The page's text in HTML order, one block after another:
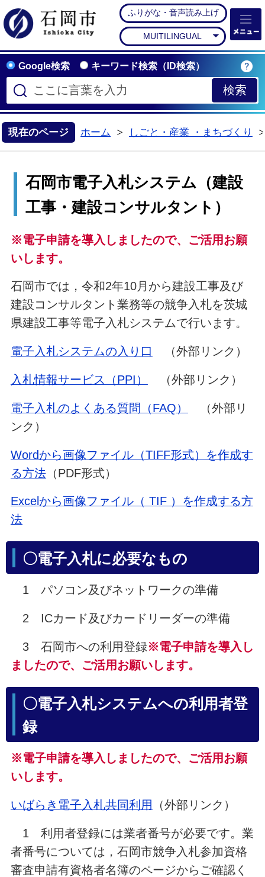
石岡市公式ホームペー
ふりがな・音声読み上げ
MUITILINGUAL
Google検索 キーワード検索（ID検索）
現在のページ ホーム
しごと・産業 ・まちづくり
石岡市電子入札システム（建設
工事・建設コンサルタント）
※電子申請を導入しましたので、ご活用お願
いします。
石岡市では，令和2年10月から建設工事及び
建設コンサルタント業務等の競争入札を茨城
県建設工事等電子入札システムで行います。
電子入札システムの入り口 （外部リンク）
入札情報サービス（PPI） （外部リンク）
電子入札のよくある質問（FAQ）
（外部リ
ンク）
Wordから画像ファイル（TIFF形式）を作成す
る方法（PDF形式）
Excelから画像ファイル（ TIF ）を作成する方
法
〇電子入札に必要なもの
1 パソコン及びネットワークの準備
2 ICカード及びカードリーダーの準備
3 石岡市への利用登録※電子申請を導入し
ましたので、ご活用お願いします。
〇電子入札システムへの利用者登
録
※電子申請を導入しましたので、ご活用お願
いします。
いばらき電子入札共同利用 （外部リンク）
1 利用者登録には業者番号が必要です。業
者番号については，石岡市競争入札参加資格
審査申請有資格者名簿のページからご確認く